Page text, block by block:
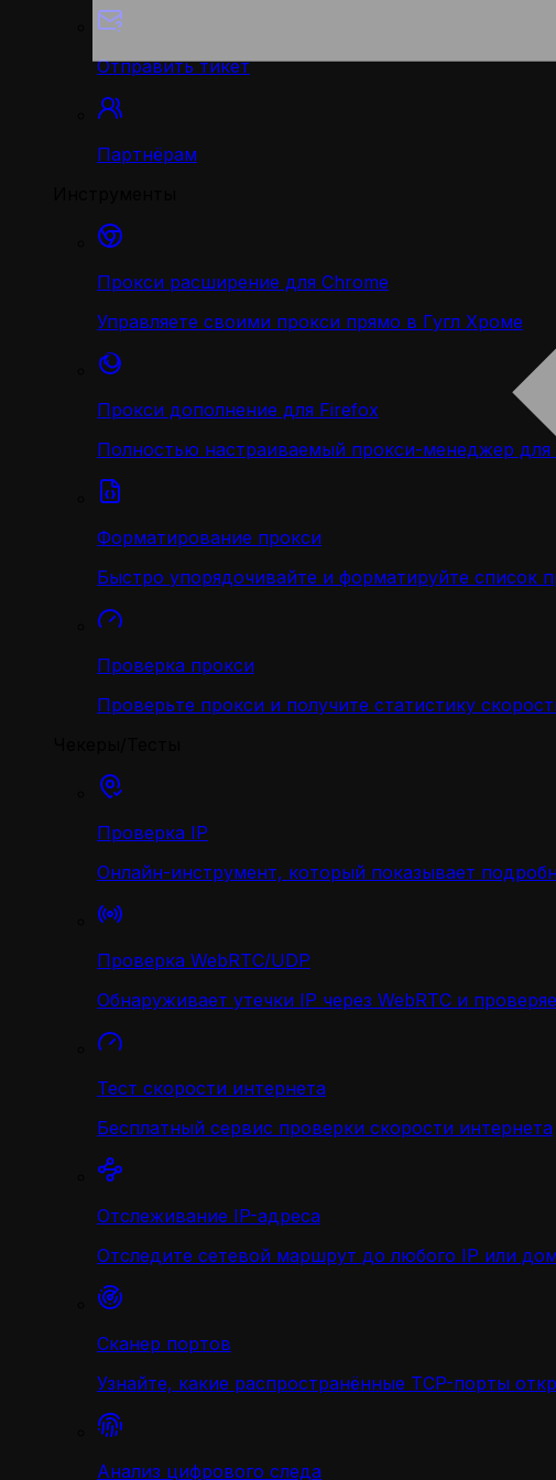
Отправить тикет
Партнёрам
Прокси расширение для Chrome
Управляете своими прокси прямо в Гугл Хроме
Прокси дополнение для Firefox
Полностью настраиваемый прокси-менеджер
Форматирование прокси
Быстро упорядочивайте и форматируйте список
Проверка прокси
Проверьте прокси и получите статистику
Проверка IP
Онлайн-инструмент, который показывает
Проверка WebRTC/UDP
Обнаруживает утечки IP через WebRTC и
Тест скорости интернета
Бесплатный сервис проверки скорости интернета
Отслеживание IP-адреса
Отследите сетевой маршрут до любого IP или
Сканер портов
Узнайте, какие распространённые TCP-порты
Анализ цифрового следа